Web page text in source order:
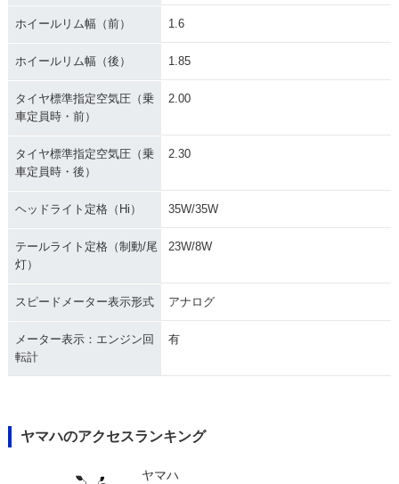
ホイールリム幅（前） 1.6
ホイールリム幅（後） 1.85
タイヤ標準指定空気圧（乗
車定員時・前）
2.00
タイヤ標準指定空気圧（乗
車定員時・後）
2.30
ヘッドライト定格（Hi） 35W/35W
テールライト定格（制動/尾
灯）
23W/8W
スピードメーター表示形式 アナログ
メーター表示：エンジン回
転計
有
ヤマハのアクセスランキング
ヤマハ